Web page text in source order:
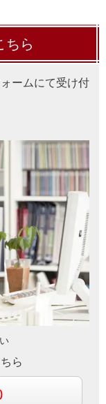
ちら
ームにて受け付
ら